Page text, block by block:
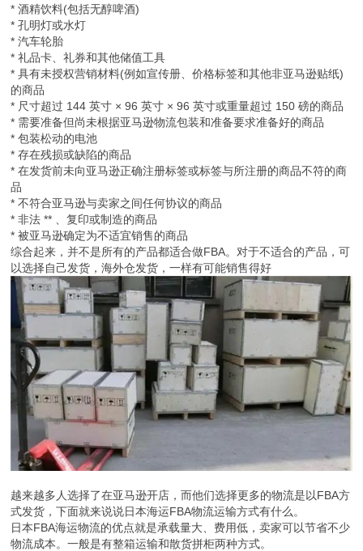
* 酒精饮料(包括无醇啤酒)
* 孔明灯或水灯
* 汽车轮胎
* 礼品卡、礼券和其他储值工具
* 具有未授权营销材料(例如宣传册、价格标签和其他非亚马逊贴纸)
的商品
* 尺寸超过 144 英寸 × 96 英寸 × 96 英寸或重量超过 150 磅的商品
* 需要准备但尚未根据亚马逊物流包装和准备要求准备好的商品
* 包装松动的电池
* 存在残损或缺陷的商品
* 在发货前未向亚马逊正确注册标签或标签与所注册的商品不符的商
品
* 不符合亚马逊与卖家之间任何协议的商品
* 非法 ** 、复印或制造的商品
* 被亚马逊确定为不适宜销售的商品
综合起来，并不是所有的产品都适合做FBA。对于不适合的产品，可
以选择自己发货，海外仓发货，一样有可能销售得好
越来越多人选择了在亚马逊开店，而他们选择更多的物流是以FBA方
式发货，下面就来说说日本海运FBA物流运输方式有什么。
日本FBA海运物流的优点就是承载量大、费用低，卖家可以节省不少
物流成本。一般是有整箱运输和散货拼柜两种方式。